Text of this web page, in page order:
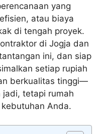
yang
atau biaya
di tengah proyek.
di Jogja dan
ini, dan siap
setiap rupiah
berkualitas tinggi—
tetapi rumah
Anda.